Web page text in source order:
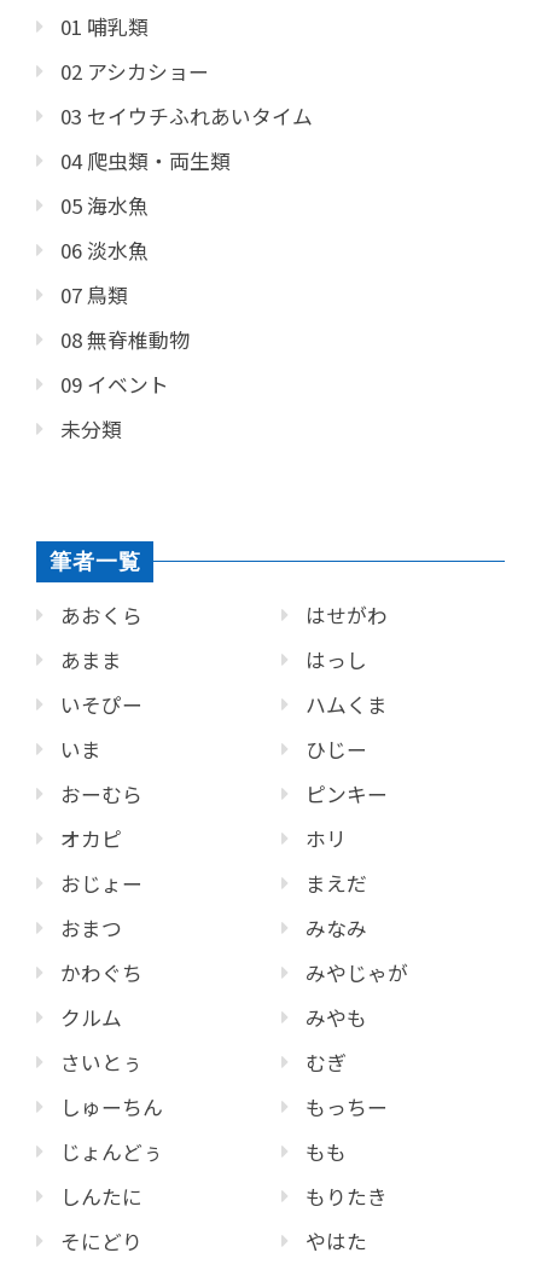
01 哺乳類
02 アシカショー
03 セイウチふれあいタイム
04 爬虫類・両生類
05 海水魚
06 淡水魚
07 鳥類
08 無脊椎動物
09 イベント
未分類
筆者一覧
あおくら
あまま
いそぴー
いま
おーむら
オカピ
おじょー
おまつ
かわぐち
クルム
さいとぅ
しゅーちん
じょんどぅ
しんたに
そにどり
はせがわ
はっし
ハムくま
ひじー
ピンキー
ホリ
まえだ
みなみ
みやじゃが
みやも
むぎ
もっちー
もも
もりたき
やはた